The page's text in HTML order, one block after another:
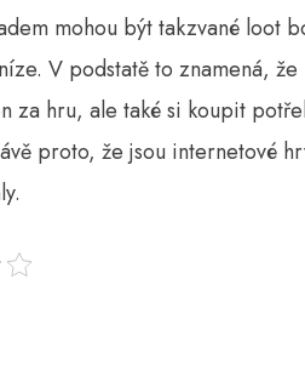
mohou být takzvané loot
V podstatě to znamená,
za hru, ale také si koupit
proto, že jsou internetové